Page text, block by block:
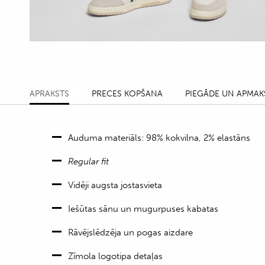
APRAKSTS PRECES KOPŠANA PIEGĀDE UN
Auduma materiāls: 98% kokvilna, 2% elastāns
Regular fit
Vidēji augsta jostasvieta
Iešūtas sānu un mugurpuses kabatas
Rāvējslēdzēja un pogas aizdare
Zīmola logotipa detaļas